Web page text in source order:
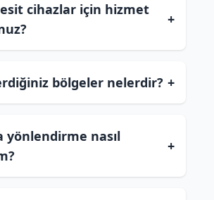
cihazlar için hizmet
+
bölgeler nelerdir? +
yönlendirme nasıl
+